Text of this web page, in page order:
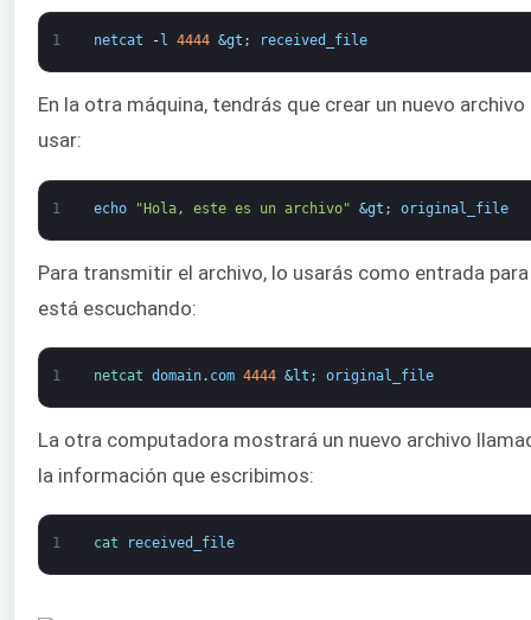
1 netcat - l 4444 &gt; received_file
En la otra máquina, tendrás que crear un nuevo
usar:
1 echo "Hola, este es un archivo" &gt; original_file
Para transmitir el archivo, lo usarás como entrada
está escuchando:
1 netcat domain. com 4444 &lt; original_file
La otra computadora mostrará un nuevo archivo
la información que escribimos:
1 cat received_file